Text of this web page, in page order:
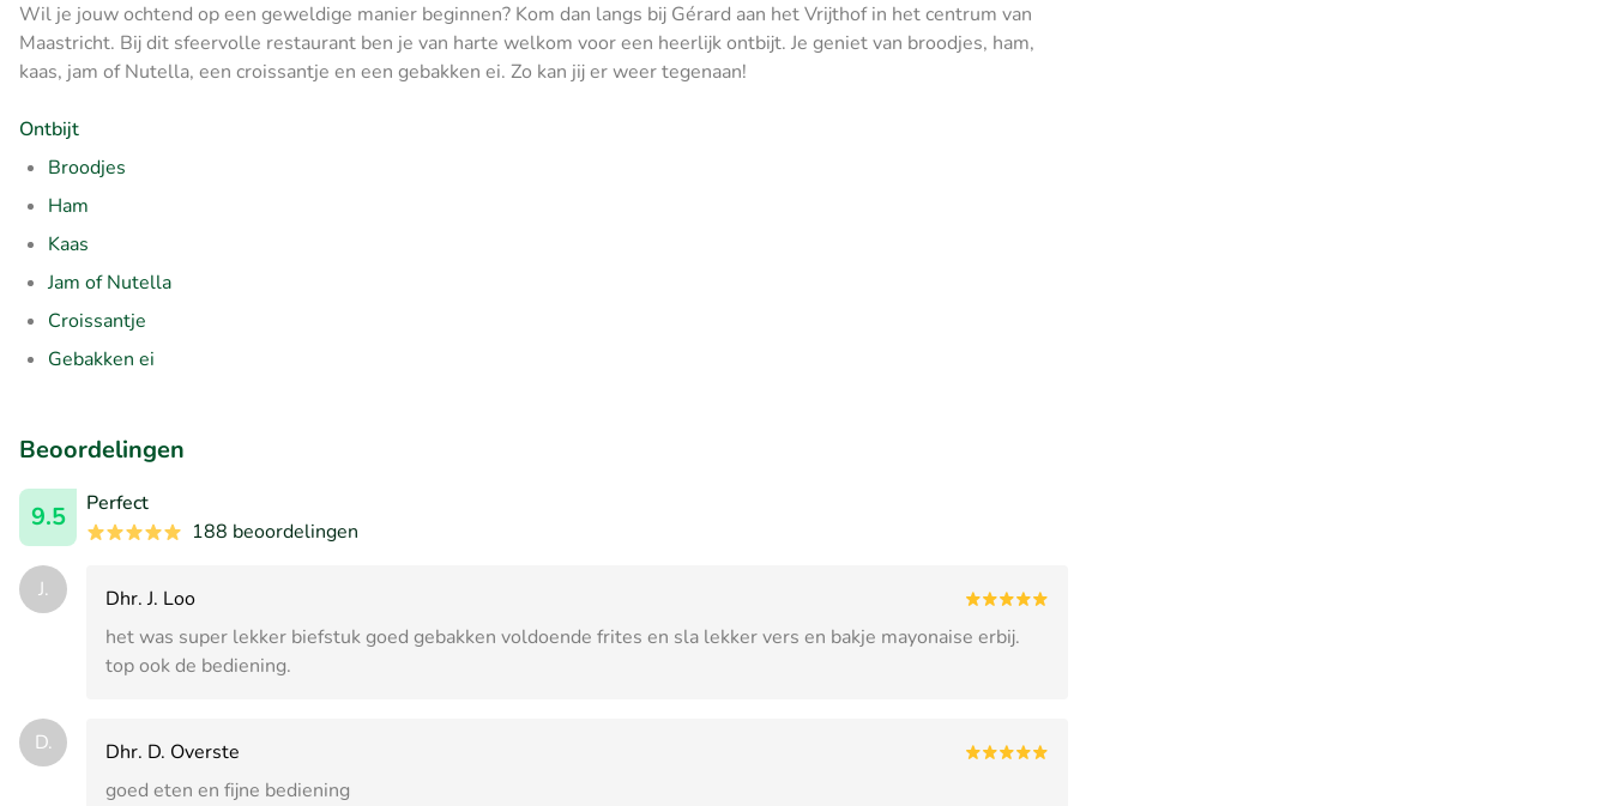
Wil je jouw ochtend op een geweldige manier beginnen? Kom dan langs bij Gérard aan het Vrijthof in het centrum van
Maastricht. Bij dit sfeervolle restaurant ben je van harte welkom voor een heerlijk ontbijt. Je geniet van broodjes, ham,
kaas, jam of Nutella, een croissantje en een gebakken ei. Zo kan jij er weer tegenaan!
Ontbijt
Broodjes
Ham
Kaas
Jam of Nutella
Croissantje
Gebakken ei
Beoordelingen
9.5
Perfect
188 beoordelingen
J.
Dhr. J. Loo
het was super lekker biefstuk goed gebakken voldoende frites en sla lekker vers en bakje mayonaise erbij.
top ook de bediening.
D.
Dhr. D. Overste
goed eten en fijne bediening